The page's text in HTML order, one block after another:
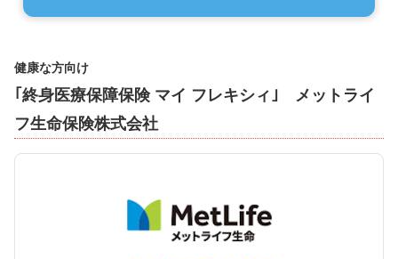
健康な方向け
｢終身医療保障保険 マイ フレキシィ｣ メットライ
フ生命保険株式会社